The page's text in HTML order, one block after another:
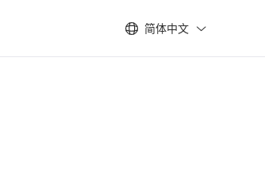
简体中文